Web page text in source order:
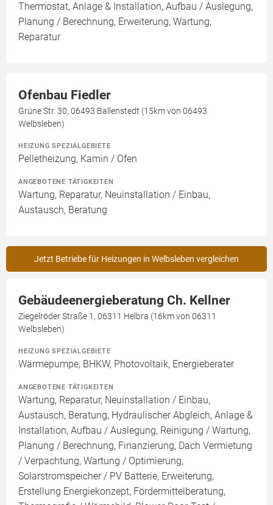
Thermostat, Anlage & Installation, Aufbau / Auslegung,
Planung / Berechnung, Erweiterung, Wartung,
Reparatur
Ofenbau Fiedler
Grüne Str. 30, 06493 Ballenstedt (15km von 06493
Welbsleben)
HEIZUNG SPEZIALGEBIETE
Pelletheizung, Kamin / Ofen
ANGEBOTENE TÄTIGKEITEN
Wartung, Reparatur, Neuinstallation / Einbau,
Austausch, Beratung
Jetzt Betriebe für Heizungen in Welbsleben vergleichen
Gebäudeenergieberatung Ch. Kellner
Ziegelröder Straße 1, 06311 Helbra (16km von 06311
Welbsleben)
HEIZUNG SPEZIALGEBIETE
Wärmepumpe, BHKW, Photovoltaik, Energieberater
ANGEBOTENE TÄTIGKEITEN
Wartung, Reparatur, Neuinstallation / Einbau,
Austausch, Beratung, Hydraulischer Abgleich, Anlage &
Installation, Aufbau / Auslegung, Reinigung / Wartung,
Planung / Berechnung, Finanzierung, Dach Vermietung
/ Verpachtung, Wartung / Optimierung,
Solarstromspeicher / PV Batterie, Erweiterung,
Erstellung Energiekonzept, Fördermittelberatung,